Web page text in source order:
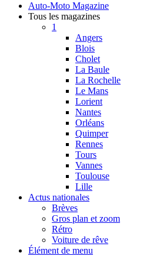
Auto-Moto Magazine
Tous les magazines
1
Angers
Blois
Cholet
La Baule
La Rochelle
Le Mans
Lorient
Nantes
Orléans
Quimper
Rennes
Tours
Vannes
Toulouse
Lille
Actus nationales
Brèves
Gros plan et zoom
Rétro
Voiture de rêve
Élément de menu